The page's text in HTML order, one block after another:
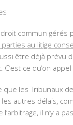
commun
au litige
être déjà
ce qu’on
que les
autres délais,
il n’y a